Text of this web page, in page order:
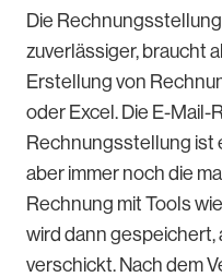
Die
zuverlässiger, braucht
Erstellung von
oder Excel. Die E-
Rechnungsstellung ist
aber immer noch die
Rechnung mit Tools
wird dann gespeichert,
verschickt. Nach dem